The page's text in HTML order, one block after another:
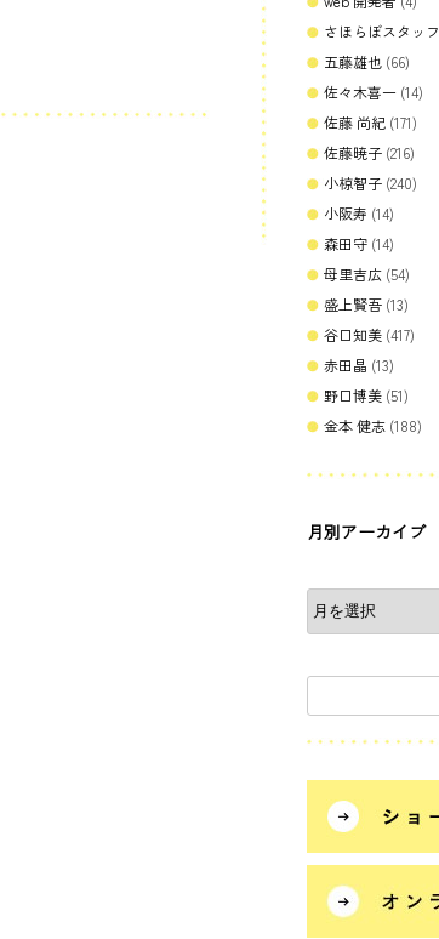
さほらぼスタッフ
五藤雄也 (66)
佐々木喜一 (14)
佐藤 尚紀 (171)
佐藤暁子 (216)
小椋智子 (240)
小阪寿 (14)
森田守 (14)
母里吉広 (54)
盛上賢吾 (13)
谷口知美 (417)
赤田晶 (13)
野口博美 (51)
金本 健志 (188)
月別アーカイブ